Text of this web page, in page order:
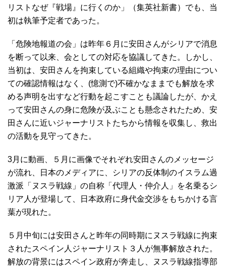
リストなぜ『戦場』に行くのか」（集英社新書）でも、当
初は執筆予定者であった。
「危険地報道の会」は昨年６月に安田さんがシリアで消息
を断って以来、会としての対応を協議してきた。しかし、
当初は、安田さんを拘束している組織や拘束の理由につい
ての確認情報はなく、(憶測で)不確かなままでも解放を求
める声明を出すなど行動を起こすことも議論したが、かえ
って安田さんの身に危険が及ぶことも懸念されたため、安
田さんに近いジャーナリストたちから情報を収集し、救出
の活動を見守ってきた。
3月に動画、５月に画像でそれぞれ安田さんのメッセージ
が流れ、日本のメディアに、シリアの反体制のイスラム過
激派「ヌスラ戦線」の自称「代理人・仲介人」を名乗るシ
リア人が登場して、日本政府に身代金交渉をもちかける言
葉が現れた。
５月中旬には安田さんと昨年の同時期にヌスラ戦線に拘束
されたスペイン人ジャーナリスト３人が無事解放された。
解放の背景にはスペイン政府が奔走し、ヌスラ戦線指導部